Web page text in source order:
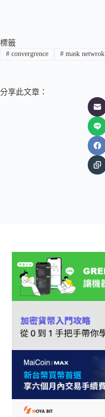
標籤
#convergrence #mask netwrok
分享此文章：